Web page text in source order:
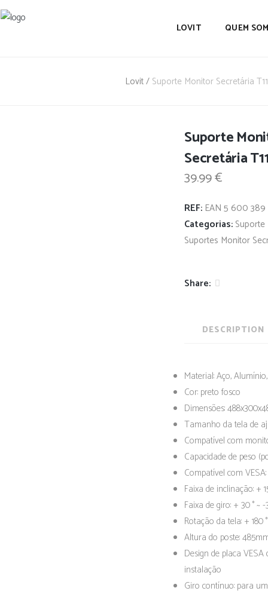
LOVIT QUEM
Lovit/ Suporte Monitor Secretária T11
Suporte
Secretária
39.99€
REF: EAN 5 600 389
Categorias:
Suportes Monitor
Share:
DESCRIPTION
Material: Aço,
Cor: preto fosco
Dimensões:
Tamanho da tela de
Compatível com
Capacidade de peso
Compatível com VESA:
Faixa de inclinação: +
Faixa de giro: + 30 ° ~ -
Rotação da tela: + 180
Altura do poste: 485mm
Design de placa
instalação
Giro contínuo: para